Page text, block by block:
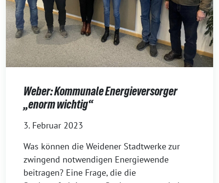
Weber: Kommunale Energieversorger
„enorm wichtig“
3. Februar 2023
Was können die Weidener Stadtwerke zur
zwingend notwendigen Energiewende
beitragen? Eine Frage, die die